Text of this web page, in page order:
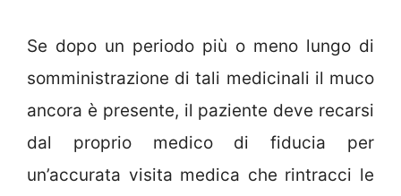
Se dopo un periodo più o meno lungo di
somministrazione di tali medicinali il muco
ancora è presente, il paziente deve recarsi
dal proprio medico di fiducia per
un’accurata visita medica che rintracci le